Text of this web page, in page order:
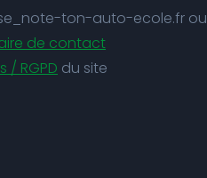
ton-auto-ecole.fr ou
de contact
/ RGPD du site